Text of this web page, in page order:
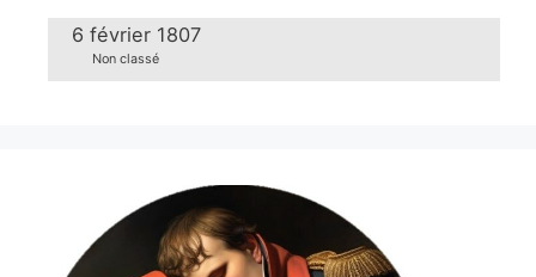
6 février 1807
Non classé